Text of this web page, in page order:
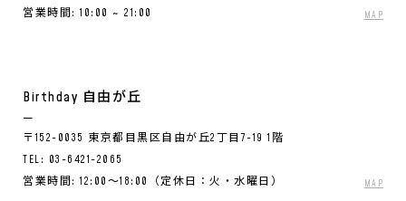
営業時間: 10:00 ~ 21:00
MAP
Birthday 自由が丘
〒152-0035 東京都目黒区自由が丘2丁目7-19 1階
TEL: 03-6421-2065
営業時間: 12:00～18:00（定休日：火・水曜日）
MAP